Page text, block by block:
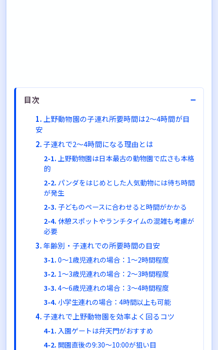
目次 −
上野動物園の子連れ所要時間は2〜4時間が目
安
子連れで2〜4時間になる理由とは
上野動物園は日本最古の動物園で広さも本格
的
パンダをはじめとした人気動物には待ち時間
が発生
子どものペースに合わせると時間がかかる
休憩スポットやランチタイムの混雑も考慮が
必要
年齢別・子連れでの所要時間の目安
0〜1歳児連れの場合：1〜2時間程度
1〜3歳児連れの場合：2〜3時間程度
4〜6歳児連れの場合：3〜4時間程度
小学生連れの場合：4時間以上も可能
子連れで上野動物園を効率よく回るコツ
入園ゲートは弁天門がおすすめ
開園直後の9:30〜10:00が狙い目